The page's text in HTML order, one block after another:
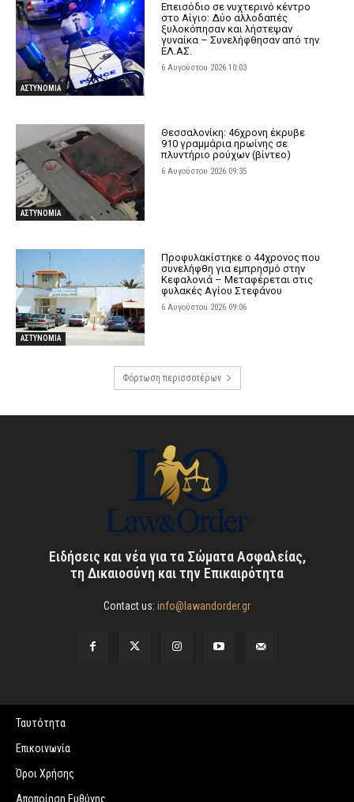
ΑΣΤΥΝΟΜΙΑ
Επεισόδιο σε νυχτερινό κέντρο
στο Αίγιο: Δύο αλλοδαπές
ξυλοκόπησαν και λήστεψαν
γυναίκα – Συνελήφθησαν από την
ΕΛ.ΑΣ.
6 Αυγούστου 2026 10:03
ΑΣΤΥΝΟΜΙΑ
Θεσσαλονίκη: 46χρονη έκρυβε
910 γραμμάρια ηρωίνης σε
πλυντήριο ρούχων (βίντεο)
6 Αυγούστου 2026 09:35
ΑΣΤΥΝΟΜΙΑ
Προφυλακίστηκε ο 44χρονος που
συνελήφθη για εμπρησμό στην
Κεφαλονιά – Μεταφέρεται στις
φυλακές Αγίου Στεφάνου
6 Αυγούστου 2026 09:06
Φόρτωση περισσοτέρων
Ειδήσεις και νέα για τα Σώματα Ασφαλείας,
τη Δικαιοσύνη και την Επικαιρότητα
Contact us: info@lawandorder.gr
Ταυτότητα
Επικοινωνία
Όροι Χρήσης
Αποποίηση Ευθύνης